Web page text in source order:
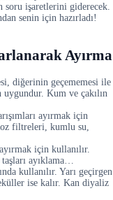
işaretlerini giderecek.
senin için hazırladı!
Ayırma
diğerinin geçememesi ile
uygundur. Kum ve çakılın
ayırmak için
filtreleri, kumlu su,
için kullanılır.
ayıklama…
kullanılır. Yarı geçirgen
ise kalır. Kan diyaliz